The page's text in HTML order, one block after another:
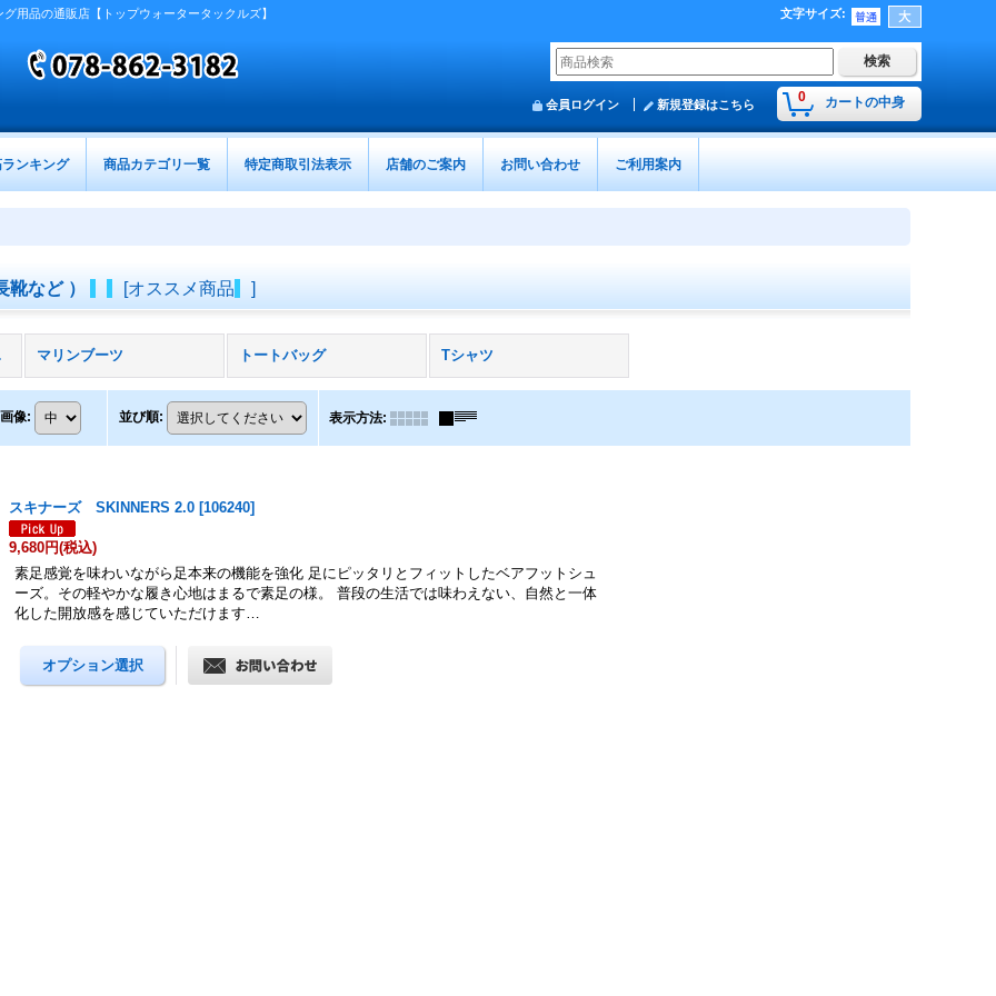
用品の通販店【トップウォータータックルズ】 文字サイズ:
0 カートの中身
会員ログイン 新規登録はこちら
ンキング 商品カテゴリ一覧 特定商取引法表示 店舗のご案内 お問い合わせ ご利用案内
靴など ） [オススメ商品 ]
品) マリンブーツ トートバッグ Tシャツ
画像: 並び順: 表示方法:
スキナーズ SKINNERS 2.0 [106240]
9,680円(税込)
素足感覚を味わいながら足本来の機能を強化 足にピッタリとフィットしたベアフットシュ
ーズ。その軽やかな履き心地はまるで素足の様。 普段の生活では味わえない、自然と一体
化した開放感を感じていただけます…